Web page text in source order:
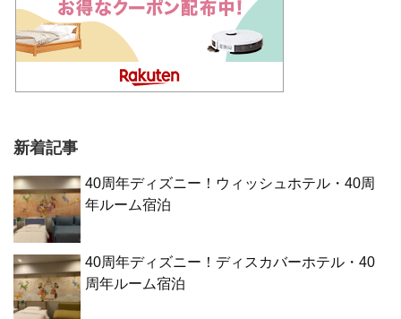
新着記事
40周年ディズニー！ウィッシュホテル・40周
年ルーム宿泊
40周年ディズニー！ディスカバーホテル・40
周年ルーム宿泊